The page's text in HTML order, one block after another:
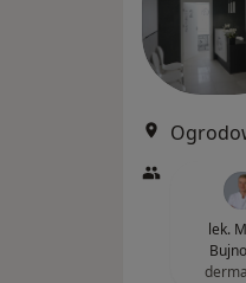
lek.